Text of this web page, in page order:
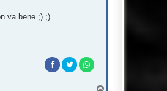
va bene ;) ;)